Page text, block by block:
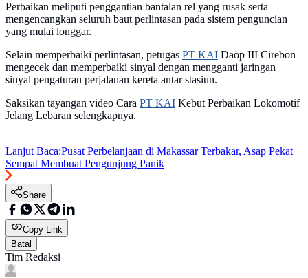
Perbaikan meliputi penggantian bantalan rel yang rusak serta
mengencangkan seluruh baut perlintasan pada sistem penguncian
yang mulai longgar.
Selain memperbaiki perlintasan, petugas PT KAI Daop III Cirebon
mengecek dan memperbaiki sinyal dengan mengganti jaringan
sinyal pengaturan perjalanan kereta antar stasiun.
Saksikan tayangan video Cara PT KAI Kebut Perbaikan Lokomotif
Jelang Lebaran selengkapnya.
Lanjut Baca:Pusat Perbelanjaan di Makassar Terbakar, Asap Pekat
Sempat Membuat Pengunjung Panik
Share
Copy Link
Batal
Tim Redaksi